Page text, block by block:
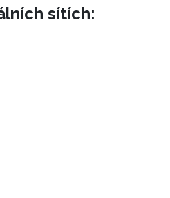
sítích: